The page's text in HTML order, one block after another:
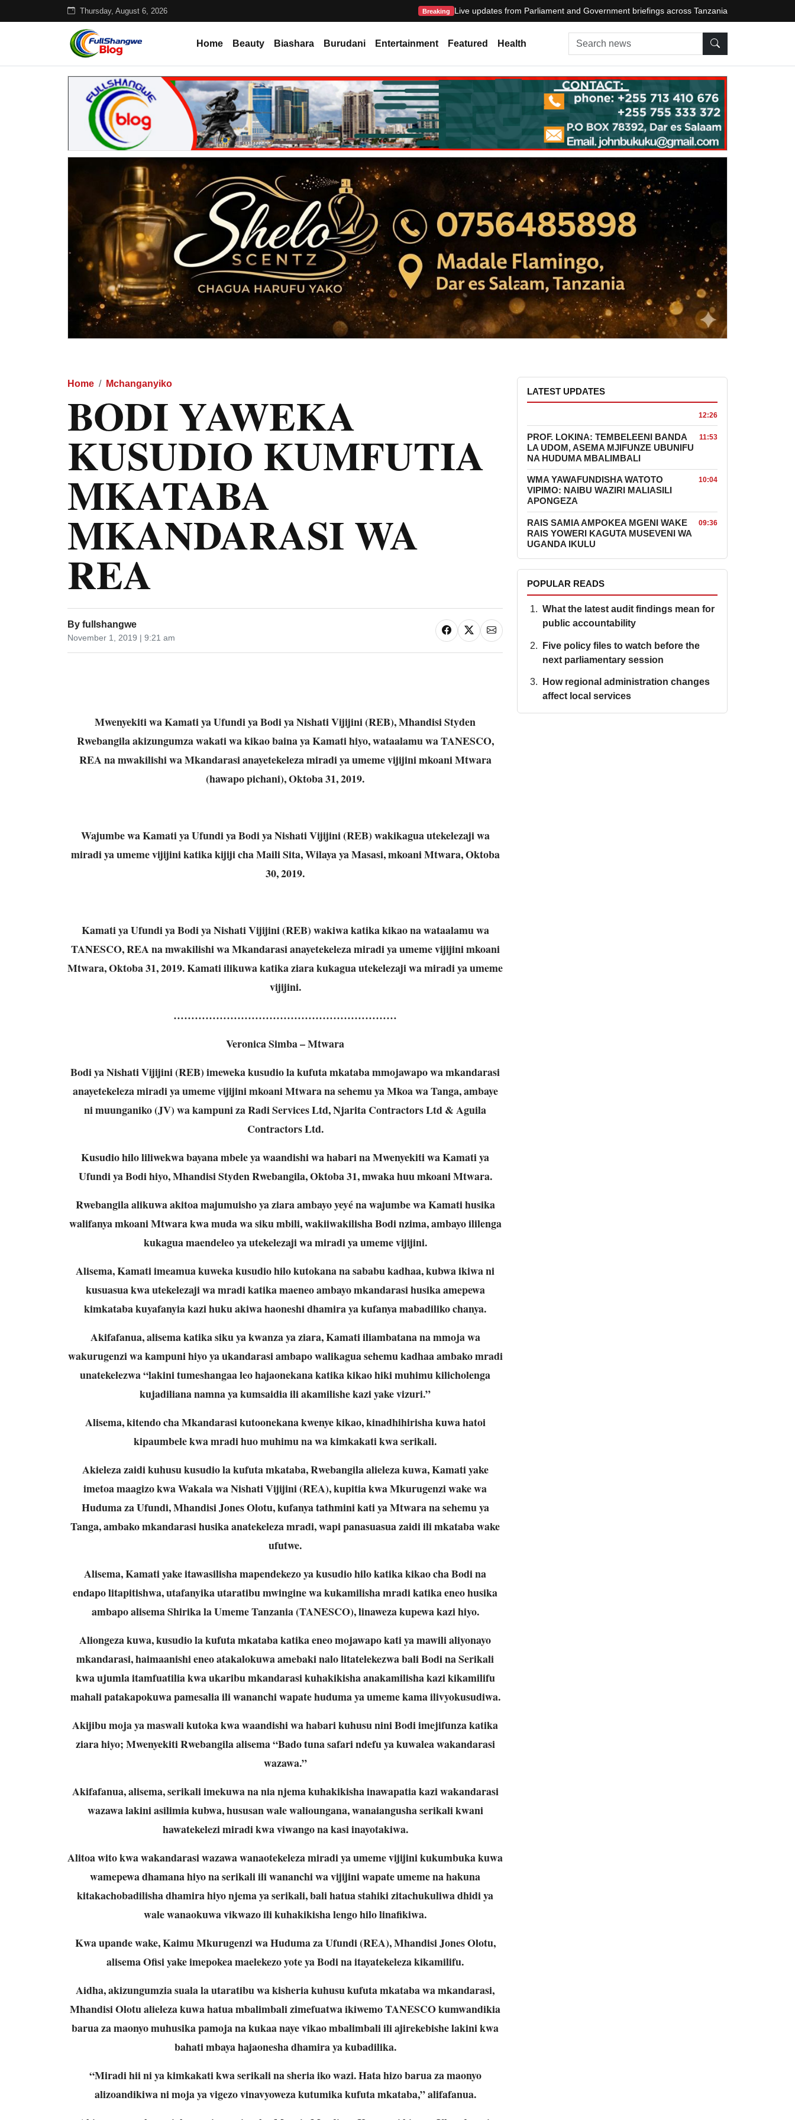
Thursday, August 6, 2026 Breaking Live updates from Parliament and Government briefings across Tanzania
Home Beauty Biashara Burudani Entertainment Featured Health Search news
Home Mchanganyiko
BODI YAWEKA
KUSUDIO KUMFUTIA
MKATABA
MKANDARASI WA
REA
By fullshangwe
November 1, 2019 | 9:21 am
Mwenyekiti wa Kamati ya Ufundi ya Bodi ya Nishati Vijijini (REB), Mhandisi Styden
Rwebangila akizungumza wakati wa kikao baina ya Kamati hiyo, wataalamu wa TANESCO,
REA na mwakilishi wa Mkandarasi anayetekeleza miradi ya umeme vijijini mkoani Mtwara
(hawapo pichani), Oktoba 31, 2019.
Wajumbe wa Kamati ya Ufundi ya Bodi ya Nishati Vijijini (REB) wakikagua utekelezaji wa
miradi ya umeme vijijini katika kijiji cha Maili Sita, Wilaya ya Masasi, mkoani Mtwara, Oktoba
30, 2019.
Kamati ya Ufundi ya Bodi ya Nishati Vijijini (REB) wakiwa katika kikao na wataalamu wa
TANESCO, REA na mwakilishi wa Mkandarasi anayetekeleza miradi ya umeme vijijini mkoani
Mtwara, Oktoba 31, 2019. Kamati ilikuwa katika ziara kukagua utekelezaji wa miradi ya umeme
vijijini.
………………………………………………………
Veronica Simba – Mtwara
Bodi ya Nishati Vijijini (REB) imeweka kusudio la kufuta mkataba mmojawapo wa mkandarasi
anayetekeleza miradi ya umeme vijijini mkoani Mtwara na sehemu ya Mkoa wa Tanga, ambaye
ni muunganiko (JV) wa kampuni za Radi Services Ltd, Njarita Contractors Ltd & Aguila
Contractors Ltd.
Kusudio hilo liliwekwa bayana mbele ya waandishi wa habari na Mwenyekiti wa Kamati ya
Ufundi ya Bodi hiyo, Mhandisi Styden Rwebangila, Oktoba 31, mwaka huu mkoani Mtwara.
Rwebangila alikuwa akitoa majumuisho ya ziara ambayo yeyé na wajumbe wa Kamati husika
walifanya mkoani Mtwara kwa muda wa siku mbili, wakiiwakilisha Bodi nzima, ambayo ililenga
kukagua maendeleo ya utekelezaji wa miradi ya umeme vijijini.
Alisema, Kamati imeamua kuweka kusudio hilo kutokana na sababu kadhaa, kubwa ikiwa ni
kusuasua kwa utekelezaji wa mradi katika maeneo ambayo mkandarasi husika amepewa
kimkataba kuyafanyia kazi huku akiwa haoneshi dhamira ya kufanya mabadiliko chanya.
Akifafanua, alisema katika siku ya kwanza ya ziara, Kamati iliambatana na mmoja wa
wakurugenzi wa kampuni hiyo ya ukandarasi ambapo walikagua sehemu kadhaa ambako mradi
unatekelezwa “lakini tumeshangaa leo hajaonekana katika kikao hiki muhimu kilicholenga
kujadiliana namna ya kumsaidia ili akamilishe kazi yake vizuri.”
Alisema, kitendo cha Mkandarasi kutoonekana kwenye kikao, kinadhihirisha kuwa hatoi
kipaumbele kwa mradi huo muhimu na wa kimkakati kwa serikali.
Akieleza zaidi kuhusu kusudio la kufuta mkataba, Rwebangila alieleza kuwa, Kamati yake
imetoa maagizo kwa Wakala wa Nishati Vijijini (REA), kupitia kwa Mkurugenzi wake wa
Huduma za Ufundi, Mhandisi Jones Olotu, kufanya tathmini kati ya Mtwara na sehemu ya
Tanga, ambako mkandarasi husika anatekeleza mradi, wapi panasuasua zaidi ili mkataba wake
ufutwe.
Alisema, Kamati yake itawasilisha mapendekezo ya kusudio hilo katika kikao cha Bodi na
endapo litapitishwa, utafanyika utaratibu mwingine wa kukamilisha mradi katika eneo husika
ambapo alisema Shirika la Umeme Tanzania (TANESCO), linaweza kupewa kazi hiyo.
Aliongeza kuwa, kusudio la kufuta mkataba katika eneo mojawapo kati ya mawili aliyonayo
mkandarasi, haimaanishi eneo atakalokuwa amebaki nalo litatelekezwa bali Bodi na Serikali
kwa ujumla itamfuatilia kwa ukaribu mkandarasi kuhakikisha anakamilisha kazi kikamilifu
mahali patakapokuwa pamesalia ili wananchi wapate huduma ya umeme kama ilivyokusudiwa.
Akijibu moja ya maswali kutoka kwa waandishi wa habari kuhusu nini Bodi imejifunza katika
ziara hiyo; Mwenyekiti Rwebangila alisema “Bado tuna safari ndefu ya kuwalea wakandarasi
wazawa.”
Akifafanua, alisema, serikali imekuwa na nia njema kuhakikisha inawapatia kazi wakandarasi
wazawa lakini asilimia kubwa, hususan wale walioungana, wanaiangusha serikali kwani
hawatekelezi miradi kwa viwango na kasi inayotakiwa.
Alitoa wito kwa wakandarasi wazawa wanaotekeleza miradi ya umeme vijijini kukumbuka kuwa
wamepewa dhamana hiyo na serikali ili wananchi wa vijijini wapate umeme na hakuna
kitakachobadilisha dhamira hiyo njema ya serikali, bali hatua stahiki zitachukuliwa dhidi ya
wale wanaokuwa vikwazo ili kuhakikisha lengo hilo linafikiwa.
Kwa upande wake, Kaimu Mkurugenzi wa Huduma za Ufundi (REA), Mhandisi Jones Olotu,
alisema Ofisi yake imepokea maelekezo yote ya Bodi na itayatekeleza kikamilifu.
Aidha, akizungumzia suala la utaratibu wa kisheria kuhusu kufuta mkataba wa mkandarasi,
Mhandisi Olotu alieleza kuwa hatua mbalimbali zimefuatwa ikiwemo TANESCO kumwandikia
barua za maonyo muhusika pamoja na kukaa naye vikao mbalimbali ili ajirekebishe lakini kwa
bahati mbaya hajaonesha dhamira ya kubadilika.
“Miradi hii ni ya kimkakati kwa serikali na sheria iko wazi. Hata hizo barua za maonyo
alizoandikiwa ni moja ya vigezo vinavyoweza kutumika kufuta mkataba,” alifafanua.
LATEST UPDATES
12:26
PROF. LOKINA: TEMBELEENI BANDA
LA UDOM, ASEMA MJIFUNZE UBUNIFU
NA HUDUMA MBALIMBALI
11:53
WMA YAWAFUNDISHA WATOTO
VIPIMO: NAIBU WAZIRI MALIASILI
APONGEZA
10:04
RAIS SAMIA AMPOKEA MGENI WAKE
RAIS YOWERI KAGUTA MUSEVENI WA
UGANDA IKULU
09:36
POPULAR READS
What the latest audit findings mean for
public accountability
Five policy files to watch before the
next parliamentary session
How regional administration changes
affect local services